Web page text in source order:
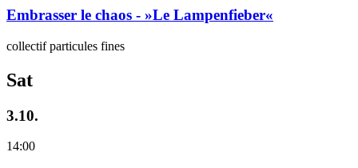
Embrasser le chaos - »Le Lampenfieber«
collectif particules fines
Sat
3.10.
14:00